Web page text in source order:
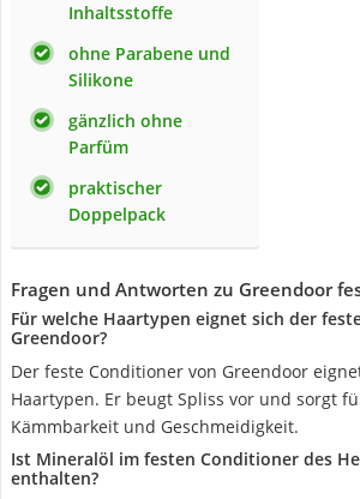
Inhaltsstoffe
ohne Parabene und
Silikone
gänzlich ohne
Parfüm
praktischer
Doppelpack
Fragen und Antworten zu Greendoor
Für welche Haartypen eignet sich der
Greendoor?
Der feste Conditioner von Greendoor
Haartypen. Er beugt Spliss vor und sorgt
Kämmbarkeit und Geschmeidigkeit.
Ist Mineralöl im festen Conditioner des
enthalten?